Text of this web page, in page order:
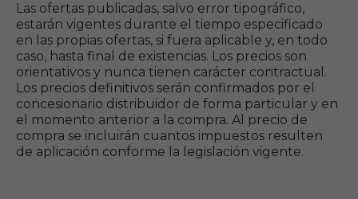
Las ofertas publicadas, salvo error tipográfico,
estarán vigentes durante el tiempo especificado
en las propias ofertas, si fuera aplicable y, en todo
caso, hasta final de existencias. Los precios son
orientativos y nunca tienen carácter contractual.
Los precios definitivos serán confirmados por el
concesionario distribuidor de forma particular y en
el momento anterior a la compra. Al precio de
compra se incluirán cuantos impuestos resulten
de aplicación conforme la legislación vigente.